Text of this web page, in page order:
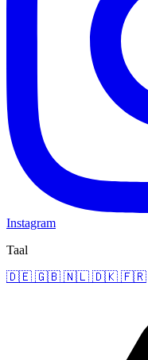
Instagram
Taal
🇩🇪 🇬🇧 🇳🇱 🇩🇰 🇫🇷